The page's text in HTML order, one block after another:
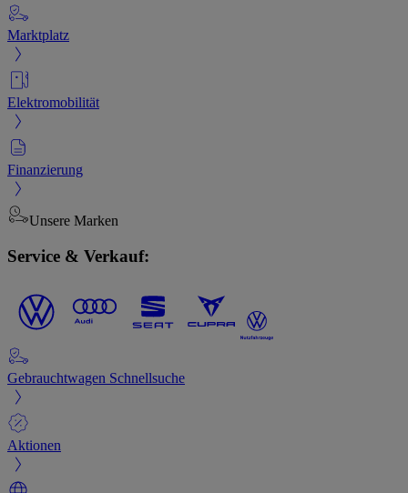
Marktplatz
Elektromobilität
Finanzierung
Unsere Marken
Service & Verkauf:
Gebrauchtwagen Schnellsuche
Aktionen